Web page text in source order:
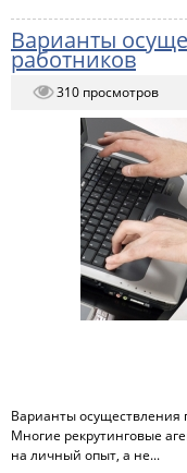
Варианты
работников
310 просмотров
Варианты осуществления
Многие рекрутинговые
на личный опыт, а не...